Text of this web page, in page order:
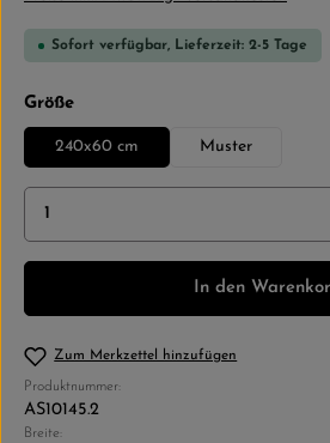
Sofort verfügbar, Lieferzeit: 2-5 Tage
Größeauswählen
240x60 cm Muster
Produkt Anzahl: Gib den
In den
Zum Merkzettel hinzufügen
Produktnummer:
AS10145.2
Breite: